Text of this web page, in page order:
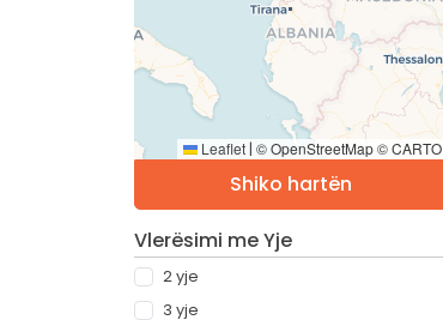
Leaflet | © OpenStreetMap © CARTO
Shiko hartën
Vlerësimi me Yje
2 yje
3 yje